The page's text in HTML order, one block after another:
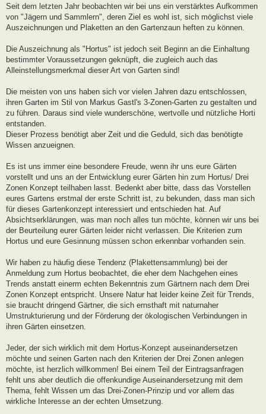
Seit dem letzten Jahr beobachten wir bei uns ein verstärktes Aufkommen
von "Jägern und Sammlern", deren Ziel es wohl ist, sich möglichst viele
Auszeichnungen und Plaketten an den Gartenzaun heften zu können.
Die Auszeichnung als "Hortus" ist jedoch seit Beginn an die Einhaltung
bestimmter Voraussetzungen geknüpft, die zugleich auch das
Alleinstellungsmerkmal dieser Art von Garten sind!
Die meisten von uns haben sich vor vielen Jahren dazu entschlossen,
ihren Garten im Stil von Markus Gastl's 3-Zonen-Garten zu gestalten und
zu führen. Daraus sind viele wunderschöne, wertvolle und nützliche Horti
entstanden.
Dieser Prozess benötigt aber Zeit und die Geduld, sich das benötigte
Wissen anzueignen.
Es ist uns immer eine besondere Freude, wenn ihr uns eure Gärten
vorstellt und uns an der Entwicklung eurer Gärten hin zum Hortus/ Drei
Zonen Konzept teilhaben lasst. Bedenkt aber bitte, dass das Vorstellen
eures Gartens erstmal der erste Schritt ist, zu bekunden, dass man sich
für dieses Gartenkonzept interessiert und entschieden hat. Auf
Absichtserklärungen, was man noch alles tun möchte, können wir uns bei
der Beurteilung eurer Gärten leider nicht verlassen. Die Kriterien zum
Hortus und eure Gesinnung müssen schon erkennbar vorhanden sein.
Wir haben zu häufig diese Tendenz (Plakettensammlung) bei der
Anmeldung zum Hortus beobachtet, die eher dem Nachgehen eines
Trends anstatt einerm echten Bekenntnis zum Gärtnern nach dem Drei
Zonen Konzept entspricht. Unsere Natur hat leider keine Zeit für Trends,
sie braucht dringend Gärtner, die sich ernsthaft mit naturnaher
Umstrukturierung und der Förderung der ökologischen Verbindungen in
ihren Gärten einsetzen.
Jeder, der sich wirklich mit dem Hortus-Konzept auseinandersetzen
möchte und seinen Garten nach den Kriterien der Drei Zonen anlegen
möchte, ist herzlich willkommen! Bei einem Teil der Eintragsanfragen
fehlt uns aber deutlich die offenkundige Auseinandersetzung mit dem
Thema, fehlt Wissen um das Drei-Zonen-Prinzip und vor allem das
wirkliche Interesse an der echten Umsetzung.